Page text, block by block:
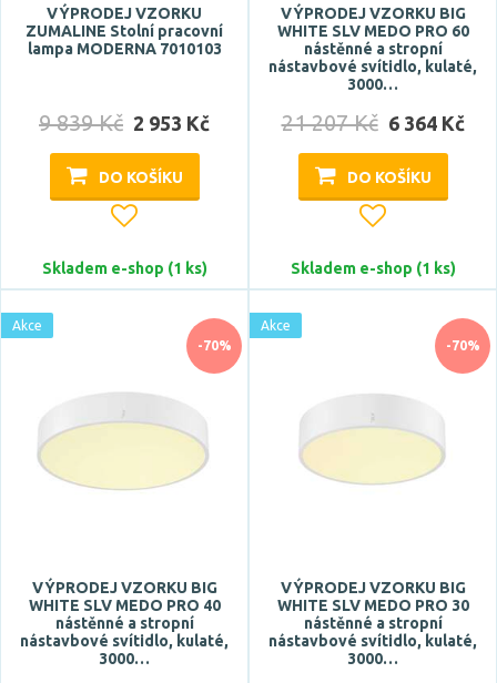
baterie
vyžaduje předřadník
24V DC
Barva světla
RGB
studená bílá
Teplota barvy
VÝPRODEJ VZORKU
ZUMALINE Stolní pracovní
lampa MODERNA 7010103
9 839 Kč 2 953 Kč
DO KOŠÍKU
Skladem e-shop (1 ks)
VÝPRODEJ VZORKU BIG
WHITE SLV MEDO PRO 60
nástěnné a stropní
nástavbové svítidlo, kulaté,
3000…
21 207 Kč 6 364 Kč
DO KOŠÍKU
Skladem e-shop (1 ks)
-70%
Akce
VÝPRODEJ VZORKU BIG
WHITE SLV MEDO PRO 40
nástěnné a stropní
nástavbové svítidlo, kulaté,
3000…
-70%
Akce
VÝPRODEJ VZORKU BIG
WHITE SLV MEDO PRO 30
nástěnné a stropní
nástavbové svítidlo, kulaté,
3000…